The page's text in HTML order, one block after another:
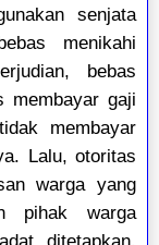
senjata
menikahi
bebas
membayar gaji
membayar
Lalu, otoritas
warga yang
pihak warga